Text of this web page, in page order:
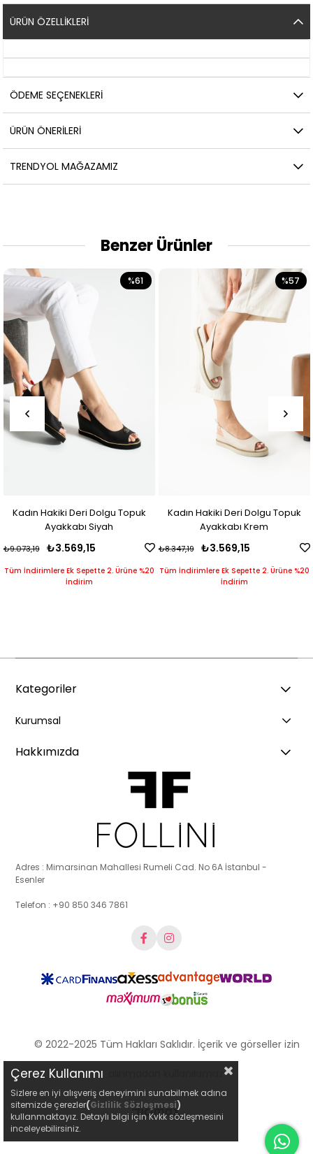
ÜRÜN ÖZELLIKLERI
ÖDEME SEÇENEKLERI
ÜRÜN ÖNERILERI
TRENDYOL MAĞAZAMIZ
Benzer Ürünler
Hakiki Deri Dolgu Topuk
Ayakkabı Siyah
₺3.569,15
%61
Ek Sepette 2. Ürüne %20
İndirim
Kadın Hakiki Deri Dolgu Topuk
Ayakkabı Krem
₺3.569,15
₺8.347,19
%57
Tüm İndirimlere Ek Sepette 2. Ürüne %20
İndirim
Tüm
Kategoriler
Kurumsal
Hakkımızda
Adres : Mimarsinan Mahallesi Rumeli Cad. No 6A İstanbul -
Esenler
Telefon : +90 850 346 7861
© 2022-2025 Tüm Hakları Saklıdır. İçerik ve görseller izin
alınmadan kullanılamaz.
Çerez Kullanımı
Sizlere en iyi alışveriş deneyimini sunabilmek adına
sitemizde çerezler(Gizlilik Sözleşmesi)
kullanmaktayız. Detaylı bilgi için Kvkk sözleşmesini
inceleyebilirsiniz.